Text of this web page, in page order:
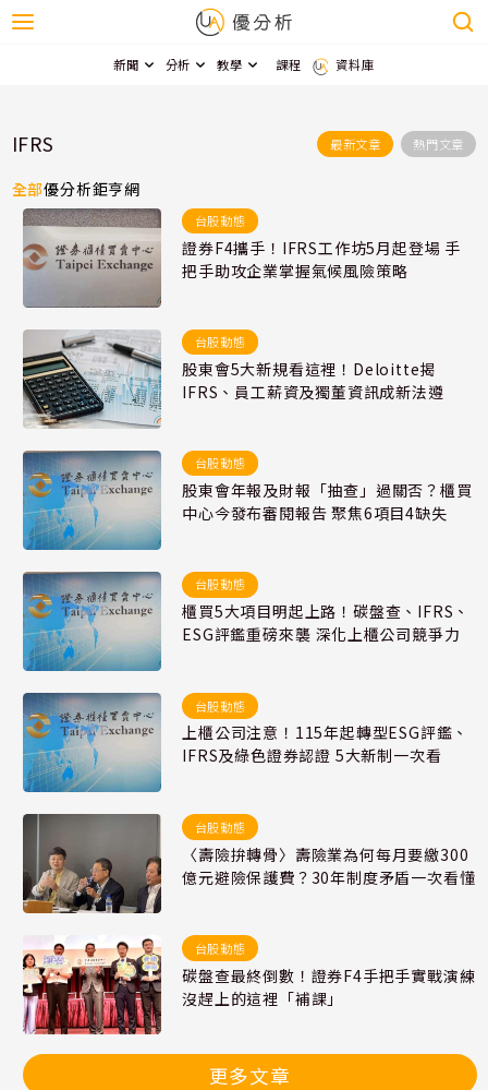
新聞 分析 教學 課程 資料庫
IFRS 最新文章 熱門文章
全部優分析鉅亨網
台股動態
證券F4攜手！IFRS工作坊5月起登場 手
把手助攻企業掌握氣候風險策略
台股動態
股東會5大新規看這裡！Deloitte揭
IFRS、員工薪資及獨董資訊成新法遵
台股動態
股東會年報及財報「抽查」過關否？櫃買
中心今發布審閱報告 聚焦6項目4缺失
台股動態
櫃買5大項目明起上路！碳盤查、IFRS、
ESG評鑑重磅來襲 深化上櫃公司競爭力
台股動態
上櫃公司注意！115年起轉型ESG評鑑、
IFRS及綠色證券認證 5大新制一次看
台股動態
〈壽險拚轉骨〉壽險業為何每月要繳300
億元避險保護費？30年制度矛盾一次看懂
台股動態
碳盤查最終倒數！證券F4手把手實戰演練
沒趕上的這裡「補課」
更多文章